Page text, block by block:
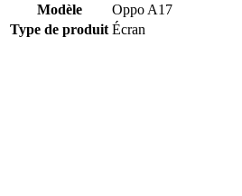
Modèle
Oppo A17
Type de produit Écran